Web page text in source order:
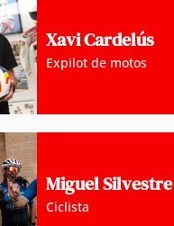
Xavi Cardelús
Expilot de motos
Miguel Silvestre
Ciclista